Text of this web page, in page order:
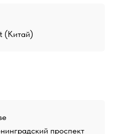
(Китай)
проспект